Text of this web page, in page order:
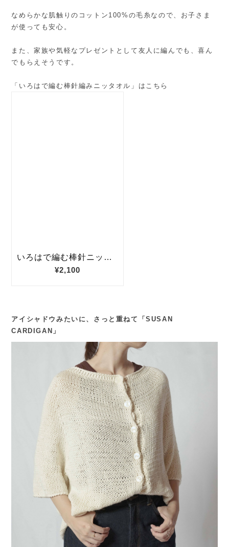
なめらかな肌触りのコットン100%の毛糸なので、お子さま
が使っても安心。
また、家族や気軽なプレゼントとして友人に編んでも、喜ん
でもらえそうです。
「いろはで編む棒針編みニッタオル」はこちら
アイシャドウみたいに、さっと重ねて「SUSAN
CARDIGAN」